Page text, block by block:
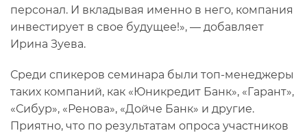
персонал. И вкладывая именно в него, компания
инвестирует в свое будущее!», — добавляет
Ирина Зуева.
Среди спикеров семинара были топ-менеджеры
таких компаний, как «Юникредит Банк», «Гарант»,
«Сибур», «Ренова», «Дойче Банк» и другие.
Приятно, что по результатам опроса участников